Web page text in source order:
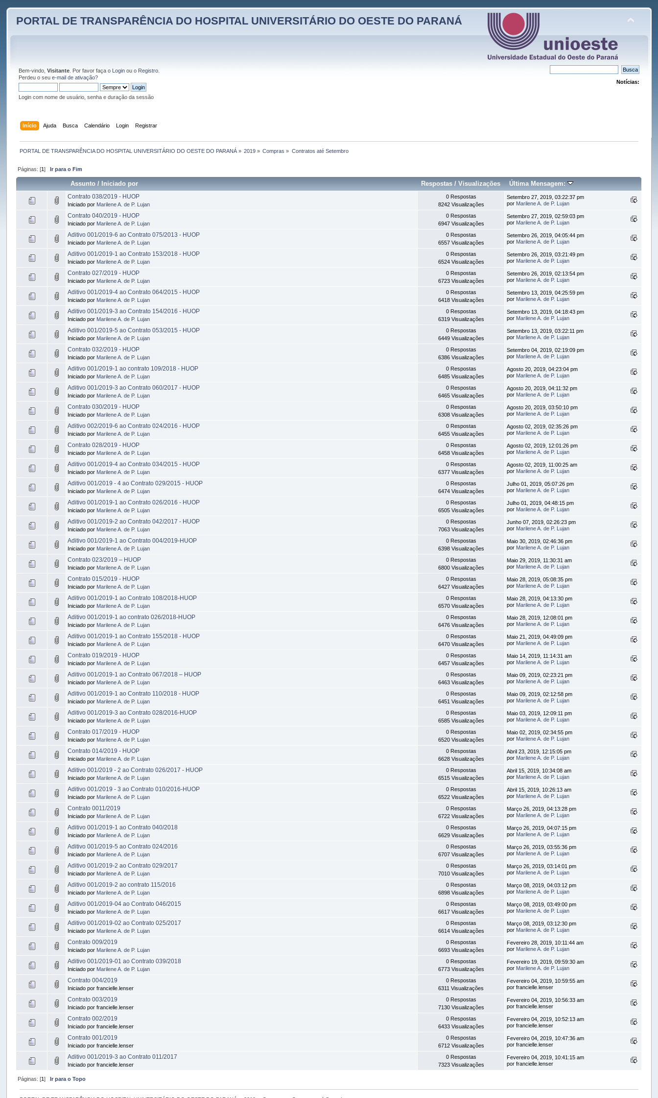
PORTAL DE TRANSPARÊNCIA DO HOSPITAL UNIVERSITÁRIO DO OESTE DO PARANÁ
Bem-vindo,Visitante . Por favor faça o Login ou o Registro
Perdeu o seue-mail de ativação?
Login com nome de usuário, senha e duração da sessão
Notícias:
Início Ajuda Busca Calendário Login Registrar
PORTAL DE TRANSPARÊNCIA DO HOSPITAL UNIVERSITÁRIO DO OESTE DO PARANÁ» 2019 » Compras » Contratos até Setembro
Páginas: [1] Ir para o Fim
Assunto/ Iniciado por Respostas /Visualizações Última Mensagem:
Contrato 038/2019 - HUOP
Iniciado por Marilene A. de P. Lujan
0 Respostas
8242 Visualizações
Setembro 27, 2019, 03:22:37 pm
por Marilene A. de P. Lujan
Contrato 040/2019 - HUOP
Iniciado por Marilene A. de P. Lujan
0 Respostas
6947 Visualizações
Setembro 27, 2019, 02:59:03 pm
por Marilene A. de P. Lujan
Aditivo 001/2019-6 ao Contrato 075/2013 - HUOP
Iniciado por Marilene A. de P. Lujan
0 Respostas
6557 Visualizações
Setembro 26, 2019, 04:05:44 pm
por Marilene A. de P. Lujan
Aditivo 001/2019-1 ao Contrato 153/2018 - HUOP
Iniciado por Marilene A. de P. Lujan
0 Respostas
6524 Visualizações
Setembro 26, 2019, 03:21:49 pm
por Marilene A. de P. Lujan
Contrato 027/2019 - HUOP
Iniciado por Marilene A. de P. Lujan
0 Respostas
6723 Visualizações
Setembro 26, 2019, 02:13:54 pm
por Marilene A. de P. Lujan
Aditivo 001/2019-4 ao Contrato 064/2015 - HUOP
Iniciado por Marilene A. de P. Lujan
0 Respostas
6418 Visualizações
Setembro 13, 2019, 04:25:59 pm
por Marilene A. de P. Lujan
Aditivo 001/2019-3 ao Contrato 154/2016 - HUOP
Iniciado por Marilene A. de P. Lujan
0 Respostas
6319 Visualizações
Setembro 13, 2019, 04:18:43 pm
por Marilene A. de P. Lujan
Aditivo 001/2019-5 ao Contrato 053/2015 - HUOP
Iniciado por Marilene A. de P. Lujan
0 Respostas
6449 Visualizações
Setembro 13, 2019, 03:22:11 pm
por Marilene A. de P. Lujan
Contrato 032/2019 - HUOP
Iniciado por Marilene A. de P. Lujan
0 Respostas
6386 Visualizações
Setembro 04, 2019, 02:19:09 pm
por Marilene A. de P. Lujan
Aditivo 001/2019-1 ao contrato 109/2018 - HUOP
Iniciado por Marilene A. de P. Lujan
0 Respostas
6485 Visualizações
Agosto 20, 2019, 04:23:04 pm
por Marilene A. de P. Lujan
Aditivo 001/2019-3 ao Contrato 060/2017 - HUOP
Iniciado por Marilene A. de P. Lujan
0 Respostas
6465 Visualizações
Agosto 20, 2019, 04:11:32 pm
por Marilene A. de P. Lujan
Contrato 030/2019 - HUOP
Iniciado por Marilene A. de P. Lujan
0 Respostas
6308 Visualizações
Agosto 20, 2019, 03:50:10 pm
por Marilene A. de P. Lujan
Aditivo 002/2019-6 ao Contrato 024/2016 - HUOP
Iniciado por Marilene A. de P. Lujan
0 Respostas
6455 Visualizações
Agosto 02, 2019, 02:35:26 pm
por Marilene A. de P. Lujan
Contrato 028/2019 - HUOP
Iniciado por Marilene A. de P. Lujan
0 Respostas
6458 Visualizações
Agosto 02, 2019, 12:01:26 pm
por Marilene A. de P. Lujan
Aditivo 001/2019-4 ao Contrato 034/2015 - HUOP
Iniciado por Marilene A. de P. Lujan
0 Respostas
6377 Visualizações
Agosto 02, 2019, 11:00:25 am
por Marilene A. de P. Lujan
Aditivo 001/2019 - 4 ao Contrato 029/2015 - HUOP
Iniciado por Marilene A. de P. Lujan
0 Respostas
6474 Visualizações
Julho 01, 2019, 05:07:26 pm
por Marilene A. de P. Lujan
Aditivo 001/2019-1 ao Contrato 026/2016 - HUOP
Iniciado por Marilene A. de P. Lujan
0 Respostas
6505 Visualizações
Julho 01, 2019, 04:48:15 pm
por Marilene A. de P. Lujan
Aditivo 001/2019-2 ao Contrato 042/2017 - HUOP
Iniciado por Marilene A. de P. Lujan
0 Respostas
7063 Visualizações
Junho 07, 2019, 02:26:23 pm
por Marilene A. de P. Lujan
Aditivo 001/2019-1 ao Contrato 004/2019-HUOP
Iniciado por Marilene A. de P. Lujan
0 Respostas
6398 Visualizações
Maio 30, 2019, 02:46:36 pm
por Marilene A. de P. Lujan
Contrato 023/2019 – HUOP
Iniciado por Marilene A. de P. Lujan
0 Respostas
6800 Visualizações
Maio 29, 2019, 11:30:31 am
por Marilene A. de P. Lujan
Contrato 015/2019 - HUOP
Iniciado por Marilene A. de P. Lujan
0 Respostas
6427 Visualizações
Maio 28, 2019, 05:08:35 pm
por Marilene A. de P. Lujan
Aditivo 001/2019-1 ao Contrato 108/2018-HUOP
Iniciado por Marilene A. de P. Lujan
0 Respostas
6570 Visualizações
Maio 28, 2019, 04:13:30 pm
por Marilene A. de P. Lujan
Aditivo 001/2019-1 ao contrato 026/2018-HUOP
Iniciado por Marilene A. de P. Lujan
0 Respostas
6476 Visualizações
Maio 28, 2019, 12:08:01 pm
por Marilene A. de P. Lujan
Aditivo 001/2019-1 ao Contrato 155/2018 - HUOP
Iniciado por Marilene A. de P. Lujan
0 Respostas
6470 Visualizações
Maio 21, 2019, 04:49:09 pm
por Marilene A. de P. Lujan
Contrato 019/2019 - HUOP
Iniciado por Marilene A. de P. Lujan
0 Respostas
6457 Visualizações
Maio 14, 2019, 11:14:31 am
por Marilene A. de P. Lujan
Aditivo 001/2019-1 ao Contrato 067/2018 – HUOP
Iniciado por Marilene A. de P. Lujan
0 Respostas
6463 Visualizações
Maio 09, 2019, 02:23:21 pm
por Marilene A. de P. Lujan
Aditivo 001/2019-1 ao Contrato 110/2018 - HUOP
Iniciado por Marilene A. de P. Lujan
0 Respostas
6451 Visualizações
Maio 09, 2019, 02:12:58 pm
por Marilene A. de P. Lujan
Aditivo 001/2019-3 ao Contrato 028/2016-HUOP
Iniciado por Marilene A. de P. Lujan
0 Respostas
6585 Visualizações
Maio 03, 2019, 12:09:11 pm
por Marilene A. de P. Lujan
Contrato 017/2019 - HUOP
Iniciado por Marilene A. de P. Lujan
0 Respostas
6520 Visualizações
Maio 02, 2019, 02:34:55 pm
por Marilene A. de P. Lujan
Contrato 014/2019 - HUOP
Iniciado por Marilene A. de P. Lujan
0 Respostas
6628 Visualizações
Abril 23, 2019, 12:15:05 pm
por Marilene A. de P. Lujan
Aditivo 001/2019 - 2 ao Contrato 026/2017 - HUOP
Iniciado por Marilene A. de P. Lujan
0 Respostas
6515 Visualizações
Abril 15, 2019, 10:34:08 am
por Marilene A. de P. Lujan
Aditivo 001/2019 - 3 ao Contrato 010/2016-HUOP
Iniciado por Marilene A. de P. Lujan
0 Respostas
6522 Visualizações
Abril 15, 2019, 10:26:13 am
por Marilene A. de P. Lujan
Contrato 0011/2019
Iniciado por Marilene A. de P. Lujan
0 Respostas
6722 Visualizações
Março 26, 2019, 04:13:28 pm
por Marilene A. de P. Lujan
Aditivo 001/2019-1 ao Contrato 040/2018
Iniciado por Marilene A. de P. Lujan
0 Respostas
6629 Visualizações
Março 26, 2019, 04:07:15 pm
por Marilene A. de P. Lujan
Aditivo 001/2019-5 ao Contrato 024/2016
Iniciado por Marilene A. de P. Lujan
0 Respostas
6707 Visualizações
Março 26, 2019, 03:55:36 pm
por Marilene A. de P. Lujan
Aditivo 001/2019-2 ao Contrato 029/2017
Iniciado por Marilene A. de P. Lujan
0 Respostas
7010 Visualizações
Março 26, 2019, 03:14:01 pm
por Marilene A. de P. Lujan
Aditivo 001/2019-2 ao contrato 115/2016
Iniciado por Marilene A. de P. Lujan
0 Respostas
6898 Visualizações
Março 08, 2019, 04:03:12 pm
por Marilene A. de P. Lujan
Aditivo 001/2019-04 ao Contrato 046/2015
Iniciado por Marilene A. de P. Lujan
0 Respostas
6617 Visualizações
Março 08, 2019, 03:49:00 pm
por Marilene A. de P. Lujan
Aditivo 001/2019-02 ao Contrato 025/2017
Iniciado por Marilene A. de P. Lujan
0 Respostas
6614 Visualizações
Março 08, 2019, 03:12:30 pm
por Marilene A. de P. Lujan
Contrato 009/2019
Iniciado por Marilene A. de P. Lujan
0 Respostas
6693 Visualizações
Fevereiro 28, 2019, 10:11:44 am
por Marilene A. de P. Lujan
Aditivo 001/2019-01 ao Contrato 039/2018
Iniciado por Marilene A. de P. Lujan
0 Respostas
6773 Visualizações
Fevereiro 19, 2019, 09:59:30 am
por Marilene A. de P. Lujan
Contrato 004/2019
Iniciado por francielle.lenser
0 Respostas
6311 Visualizações
Fevereiro 04, 2019, 10:59:55 am
por francielle.lenser
Contrato 003/2019
Iniciado por francielle.lenser
0 Respostas
7130 Visualizações
Fevereiro 04, 2019, 10:56:33 am
por francielle.lenser
Contrato 002/2019
Iniciado por francielle.lenser
0 Respostas
6433 Visualizações
Fevereiro 04, 2019, 10:52:13 am
por francielle.lenser
Contrato 001/2019
Iniciado por francielle.lenser
0 Respostas
6712 Visualizações
Fevereiro 04, 2019, 10:47:36 am
por francielle.lenser
Aditivo 001/2019-3 ao Contrato 011/2017
Iniciado por francielle.lenser
0 Respostas
7323 Visualizações
Fevereiro 04, 2019, 10:41:15 am
por francielle.lenser
Páginas: [1] Ir para o Topo